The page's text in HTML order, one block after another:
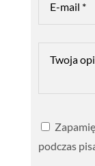
podczas